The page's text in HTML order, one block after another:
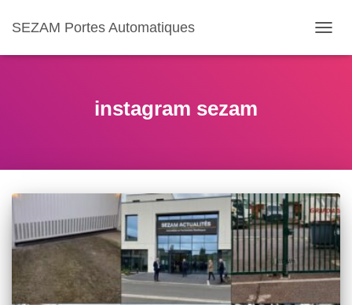
SEZAM Portes Automatiques
LA
instagram sezam